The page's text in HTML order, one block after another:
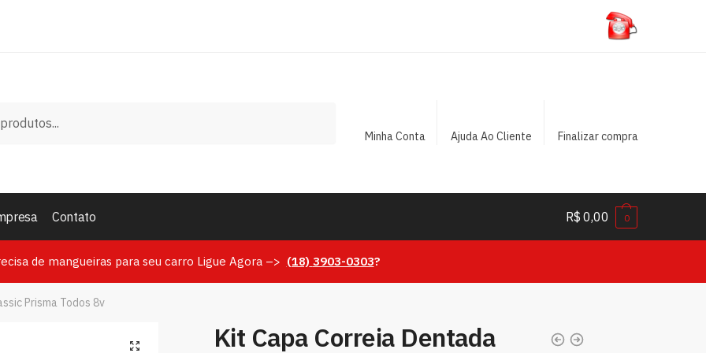
Minha Conta Ajuda Ao Cliente Finalizar compra
Contato R$ 0,00 0
de mangueiras para seu carro Ligue Agora –> (18) 3903-0303?
Prisma Todos 8v
🔍
Kit Capa Correia Dentada